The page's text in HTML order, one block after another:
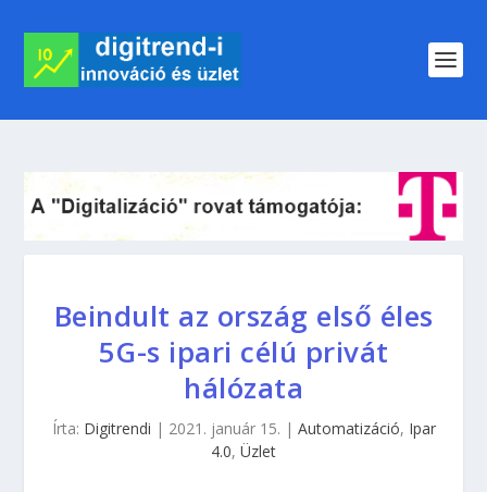
Beindult az ország első éles
5G-s ipari célú privát
hálózata
Írta: Digitrendi | 2021. január 15. | Automatizáció, Ipar
4.0, Üzlet